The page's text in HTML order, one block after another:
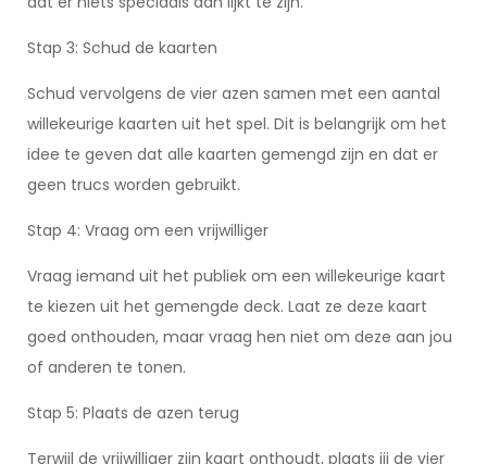
Stap 3: Schud de kaarten
Schud vervolgens de vier azen samen met een aantal
willekeurige kaarten uit het spel. Dit is belangrijk om het
idee te geven dat alle kaarten gemengd zijn en dat er
geen trucs worden gebruikt.
Stap 4: Vraag om een vrijwilliger
Vraag iemand uit het publiek om een willekeurige kaart
te kiezen uit het gemengde deck. Laat ze deze kaart
goed onthouden, maar vraag hen niet om deze aan jou
of anderen te tonen.
Stap 5: Plaats de azen terug
Terwijl de vrijwilliger zijn kaart onthoudt, plaats jij de vier